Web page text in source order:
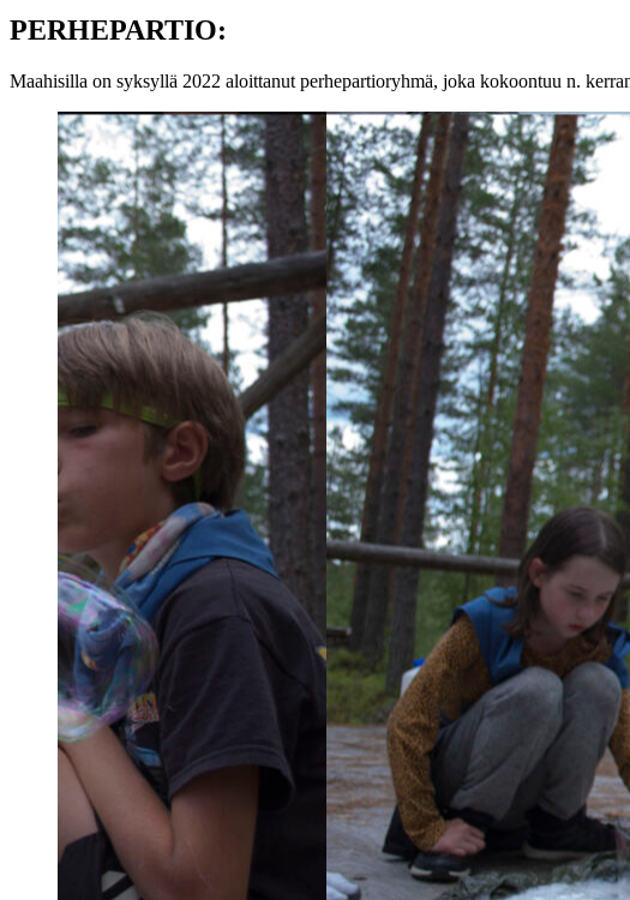
PERHEPARTIO:
Maahisilla on syksyllä 2022 aloittanut perhepartioryhmä, joka kokoontuu n.